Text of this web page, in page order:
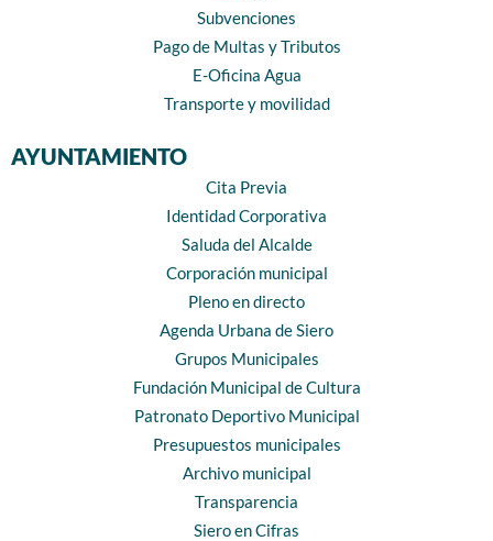
Subvenciones
Pago de Multas y Tributos
E-Oficina Agua
Transporte y movilidad
AYUNTAMIENTO
Cita Previa
Identidad Corporativa
Saluda del Alcalde
Corporación municipal
Pleno en directo
Agenda Urbana de Siero
Grupos Municipales
Fundación Municipal de Cultura
Patronato Deportivo Municipal
Presupuestos municipales
Archivo municipal
Transparencia
Siero en Cifras